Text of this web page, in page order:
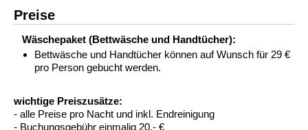
Preise
Wäschepaket (Bettwäsche und Handtücher):
Bettwäsche und Handtücher können auf Wunsch für 29 €
pro Person gebucht werden.
wichtige Preiszusätze:
- alle Preise pro Nacht und inkl. Endreinigung
- Buchungsgebühr einmalig 20.- €